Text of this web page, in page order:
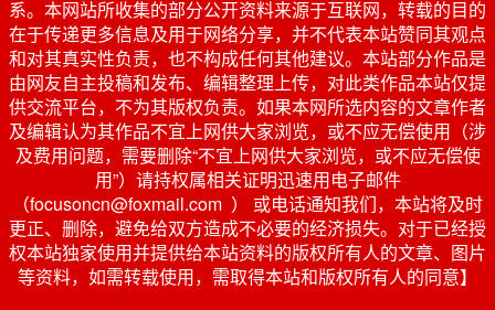
系。本网站所收集的部分公开资料来源于互联网，转载的目的
在于传递更多信息及用于网络分享，并不代表本站赞同其观点
和对其真实性负责，也不构成任何其他建议。本站部分作品是
由网友自主投稿和发布、编辑整理上传，对此类作品本站仅提
供交流平台，不为其版权负责。如果本网所选内容的文章作者
及编辑认为其作品不宜上网供大家浏览，或不应无偿使用（涉
及费用问题，需要删除“不宜上网供大家浏览，或不应无偿使
用”）请持权属相关证明迅速用电子邮件
（focusoncn@foxmail.com ） 或电话通知我们，本站将及时
更正、删除，避免给双方造成不必要的经济损失。对于已经授
权本站独家使用并提供给本站资料的版权所有人的文章、图片
等资料，如需转载使用，需取得本站和版权所有人的同意】